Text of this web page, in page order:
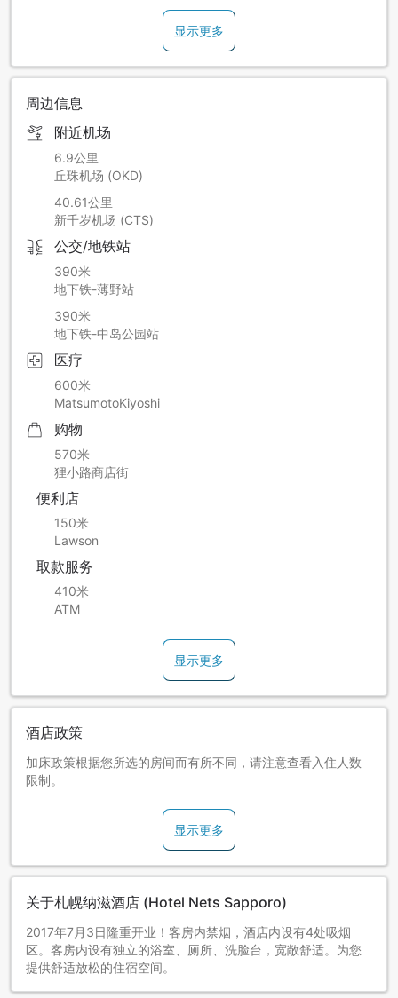
停电期间，不能使用照明、插座、电视、冰箱、互联网。冷暖
气设备也暂停使用。另外，将停止供水，电梯也暂停使用。
显示更多
周边信息
附近机场
6.9公里
丘珠机场 (OKD)
40.61公里
新千岁机场 (CTS)
公交/地铁站
390米
地下铁-薄野站
390米
地下铁-中岛公园站
医疗
600米
MatsumotoKiyoshi
购物
570米
狸小路商店街
便利店
150米
Lawson
取款服务
410米
ATM
显示更多
酒店政策
加床政策根据您所选的房间而有所不同，请注意查看入住人数
限制。
显示更多
关于札幌纳滋酒店 (Hotel Nets Sapporo)
2017年7月3日隆重开业！客房内禁烟，酒店内设有4处吸烟
区。客房内设有独立的浴室、厕所、洗脸台，宽敞舒适。为您
提供舒适放松的住宿空间。